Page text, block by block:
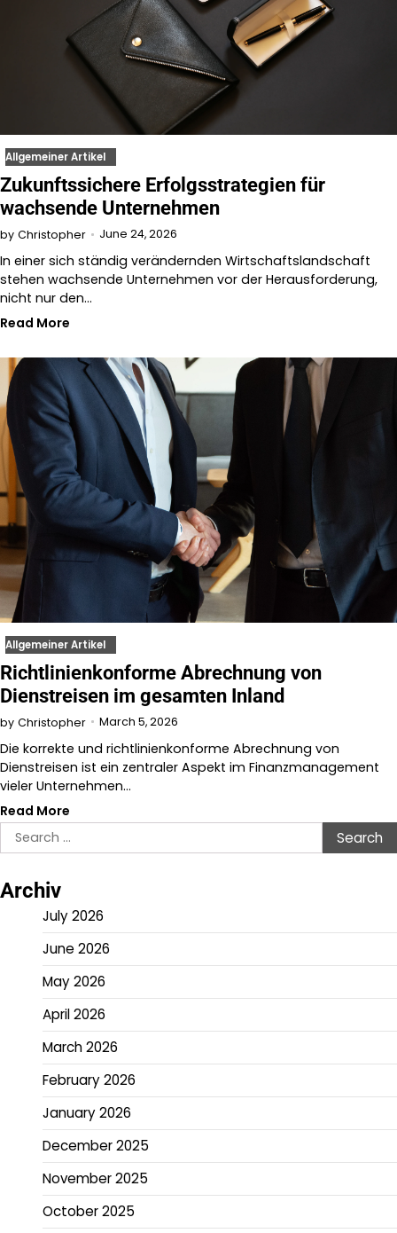
Allgemeiner Artikel
Zukunftssichere Erfolgsstrategien für
wachsende Unternehmen
by Christopher June 24, 2026
In einer sich ständig verändernden Wirtschaftslandschaft
stehen wachsende Unternehmen vor der Herausforderung,
nicht nur den…
Read More
Allgemeiner Artikel
Richtlinienkonforme Abrechnung von
Dienstreisen im gesamten Inland
by Christopher March 5, 2026
Die korrekte und richtlinienkonforme Abrechnung von
Dienstreisen ist ein zentraler Aspekt im Finanzmanagement
vieler Unternehmen…
Read More
Search
for:
Archiv
July 2026
June 2026
May 2026
April 2026
March 2026
February 2026
January 2026
December 2025
November 2025
October 2025